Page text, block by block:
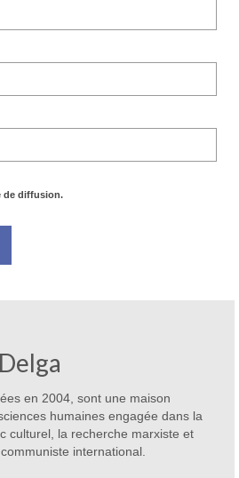
de diffusion.
en 2004, sont une maison
humaines engagée dans la
culturel, la recherche marxiste et
international.